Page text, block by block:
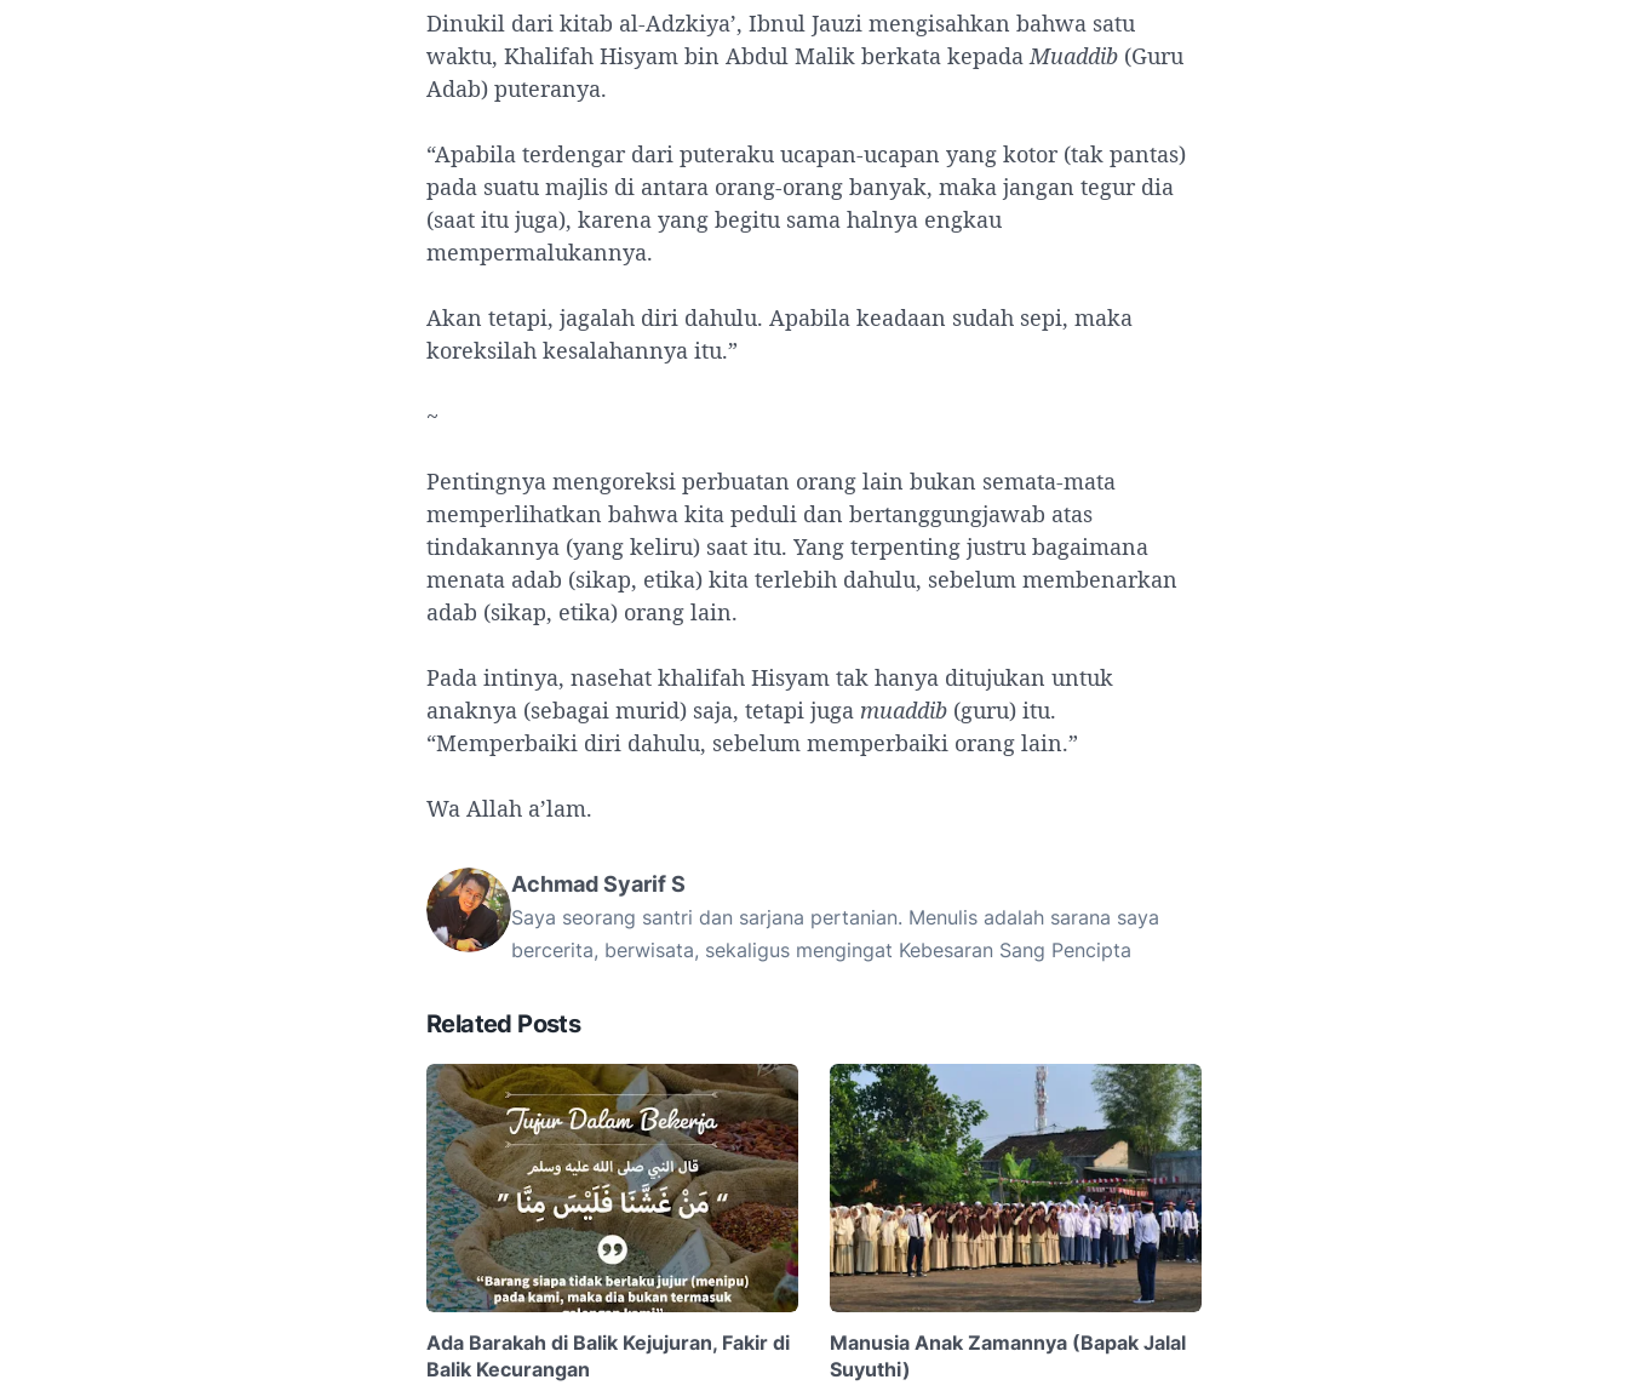
Dinukil dari kitab al-Adzkiya’, Ibnul Jauzi mengisahkan bahwa satu
waktu, Khalifah Hisyam bin Abdul Malik berkata kepadaMuaddib (Guru
Adab) puteranya.
“Apabila terdengar dari puteraku ucapan-ucapan yang kotor (tak pantas)
pada suatu majlis di antara orang-orang banyak, maka jangan tegur dia
(saat itu juga), karena yang begitu sama halnya engkau
mempermalukannya.
Akan tetapi, jagalah diri dahulu. Apabila keadaan sudah sepi, maka
koreksilah kesalahannya itu.”
~
Pentingnya mengoreksi perbuatan orang lain bukan semata-mata
memperlihatkan bahwa kita peduli dan bertanggungjawab atas
tindakannya (yang keliru) saat itu. Yang terpenting justru bagaimana
menata adab (sikap, etika) kita terlebih dahulu, sebelum membenarkan
adab (sikap, etika) orang lain.
Pada intinya, nasehat khalifah Hisyam tak hanya ditujukan untuk
anaknya (sebagai murid) saja, tetapi juga muaddib (guru) itu.
“Memperbaiki diri dahulu, sebelum memperbaiki orang lain.”
Wa Allah a’lam.
Achmad Syarif S
Saya seorang santri dan sarjana pertanian. Menulis adalah sarana saya
bercerita, berwisata, sekaligus mengingat Kebesaran Sang Pencipta
Related Posts
Ada Barakah di Balik Kejujuran, Fakir di
Balik Kecurangan
Manusia Anak Zamannya (Bapak Jalal
Suyuthi)